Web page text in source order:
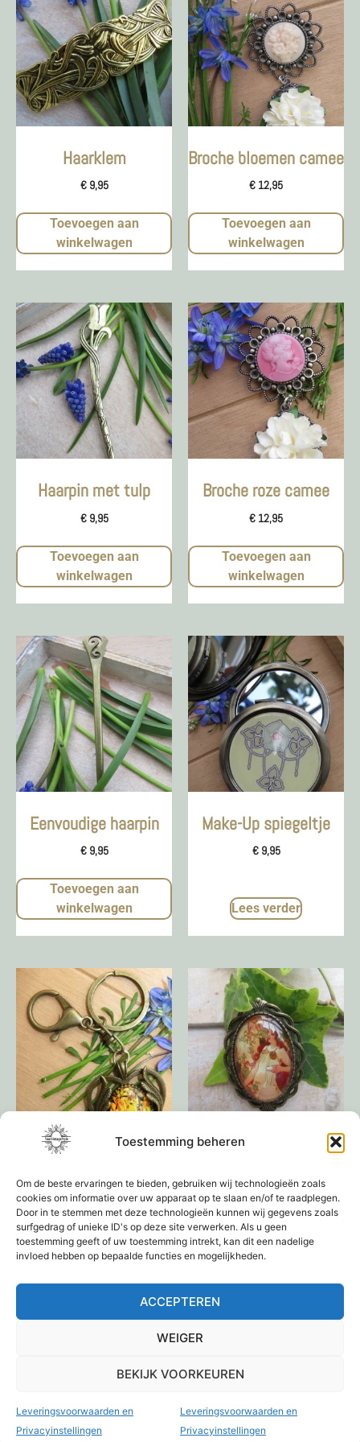
Toestemming beheren
Om de beste ervaringen te bieden, gebruiken wij technologieën zoals
cookies om informatie over uw apparaat op te slaan en/of te raadplegen.
Door in te stemmen met deze technologieën kunnen wij gegevens zoals
surfgedrag of unieke ID's op deze site verwerken. Als u geen
toestemming geeft of uw toestemming intrekt, kan dit een nadelige
invloed hebben op bepaalde functies en mogelijkheden.
ACCEPTEREN
WEIGER
BEKIJK VOORKEUREN
Leveringsvoorwaarden en
Privacyinstellingen
Leveringsvoorwaarden en
Privacyinstellingen
Haarklem
€9,95
Toevoegen aan
winkelwagen
Broche bloemen camee
€ 12,95
Toevoegen aan
winkelwagen
Haarpin met tulp
€9,95
Toevoegen aan
winkelwagen
Broche roze camee
€ 12,95
Toevoegen aan
winkelwagen
Eenvoudige haarpin
€9,95
Toevoegen aan
winkelwagen
Make-Up spiegeltje
€9,95
Lees verder
Tashanger
€12,95
Toevoegen aan
winkelwagen
€12,95
Toevoegen aan
winkelwagen